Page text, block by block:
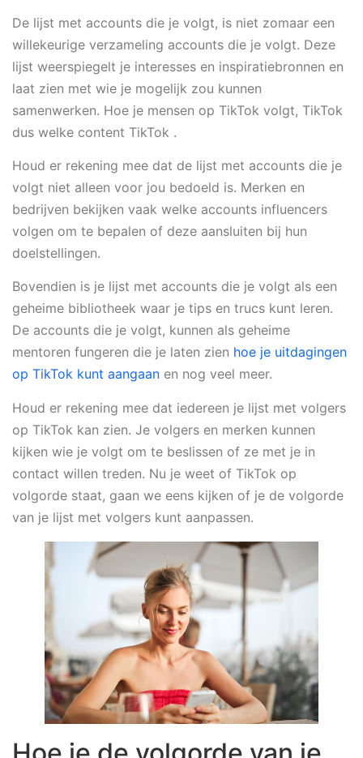
De lijst met accounts die je volgt, is niet zomaar een
willekeurige verzameling accounts die je volgt. Deze
lijst weerspiegelt je interesses en inspiratiebronnen en
laat zien met wie je mogelijk zou kunnen
samenwerken. Hoe je mensen op TikTok volgt, TikTok
dus welke content TikTok .
Houd er rekening mee dat de lijst met accounts die je
volgt niet alleen voor jou bedoeld is. Merken en
bedrijven bekijken vaak welke accounts influencers
volgen om te bepalen of deze aansluiten bij hun
doelstellingen.
Bovendien is je lijst met accounts die je volgt als een
geheime bibliotheek waar je tips en trucs kunt leren.
De accounts die je volgt, kunnen als geheime
mentoren fungeren die je laten zien hoe je uitdagingen
op TikTok kunt aangaan en nog veel meer.
Houd er rekening mee dat iedereen je lijst met volgers
op TikTok kan zien. Je volgers en merken kunnen
kijken wie je volgt om te beslissen of ze met je in
contact willen treden. Nu je weet of TikTok op
volgorde staat, gaan we eens kijken of je de volgorde
van je lijst met volgers kunt aanpassen.